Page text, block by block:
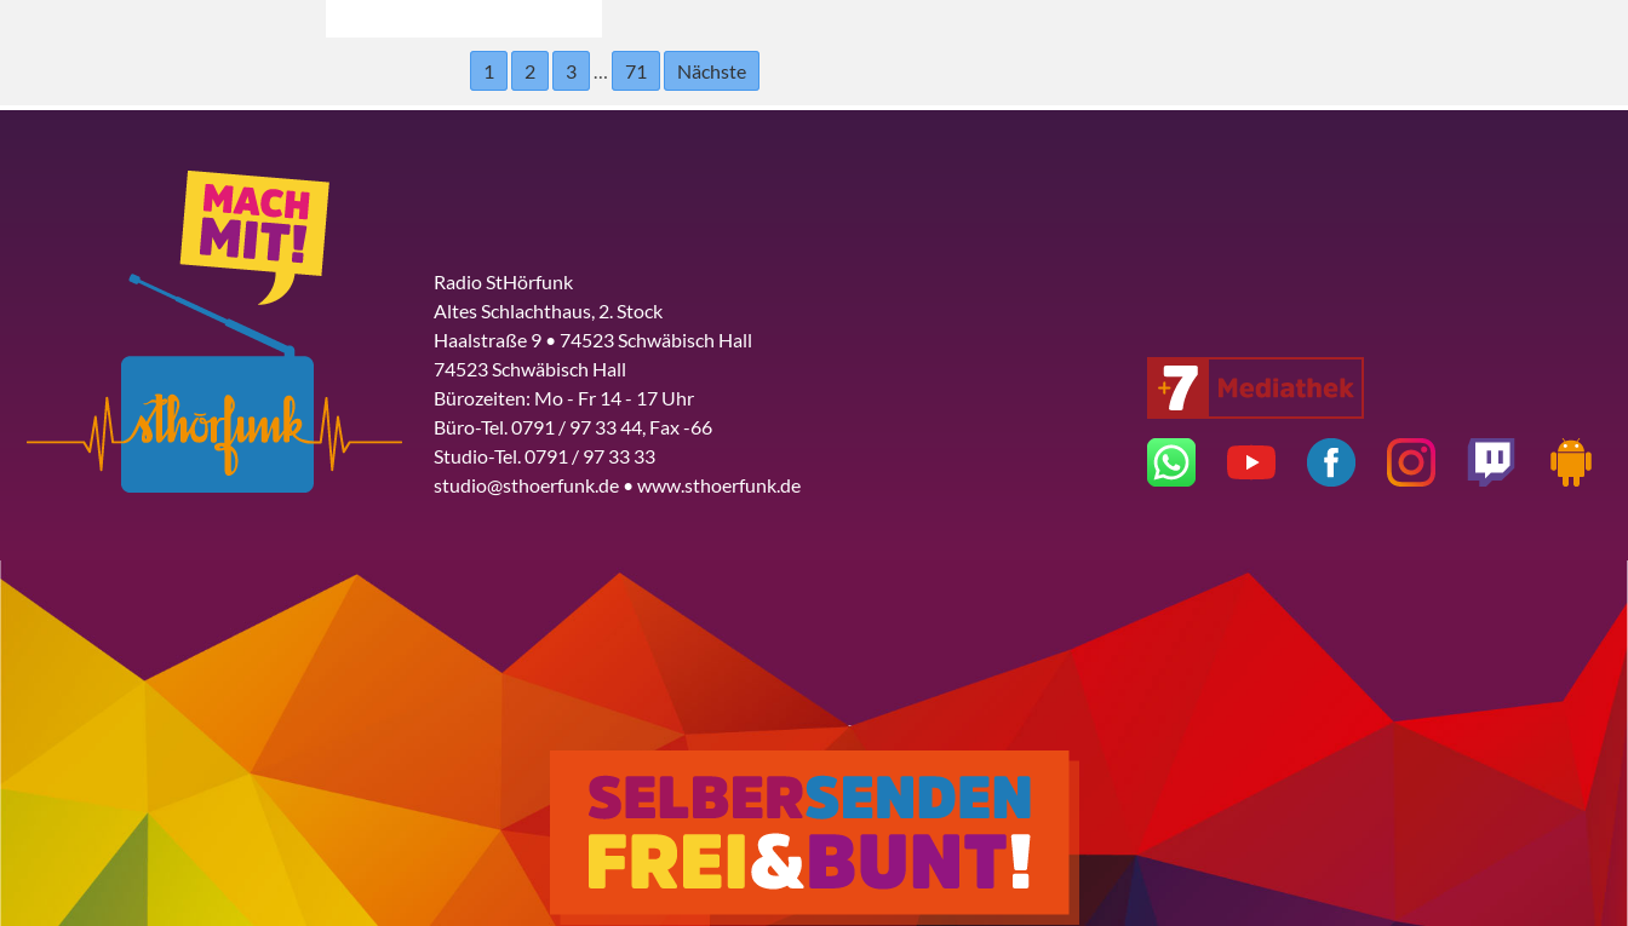
1 2 3 71 Nächste
Radio StHörfunk
Altes Schlachthaus, 2. Stock
Haalstraße 9 • 74523 Schwäbisch Hall
74523 Schwäbisch Hall
Bürozeiten: Mo - Fr 14 - 17 Uhr
Büro-Tel. 0791 / 97 33 44, Fax -66
Studio-Tel. 0791 / 97 33 33
studio@sthoerfunk.de • www.sthoerfunk.de